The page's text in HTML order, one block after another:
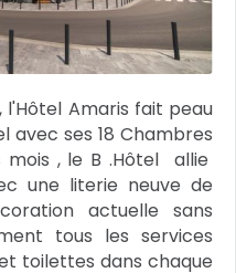
l'Hôtel Amaris fait peau
avec ses 18 Chambres
mois , le B .Hôtel allie
une literie neuve de
actuelle sans
tous les services
toilettes dans chaque